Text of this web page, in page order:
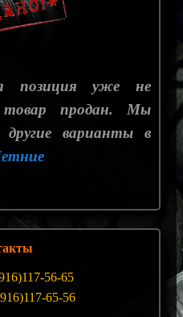
позиция уже не
продан. Мы
варианты в
56-65
65-56